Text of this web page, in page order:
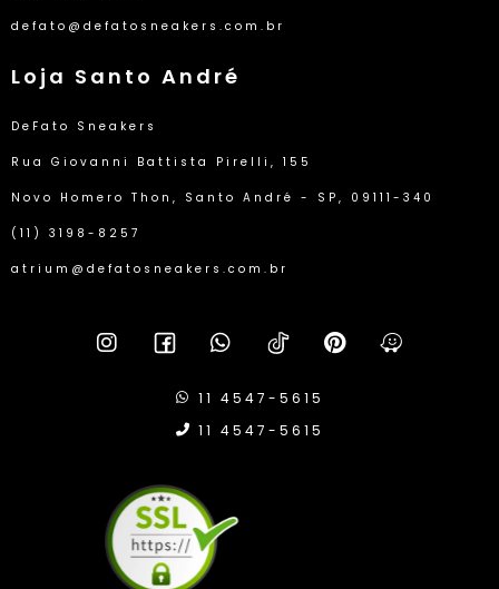
defato@defatosneakers.com.br
Loja Santo André
DeFato Sneakers
Rua Giovanni Battista Pirelli, 155
Novo Homero Thon, Santo André - SP, 09111-340
(11) 3198-8257
atrium@defatosneakers.com.br
11 4547-5615
11 4547-5615